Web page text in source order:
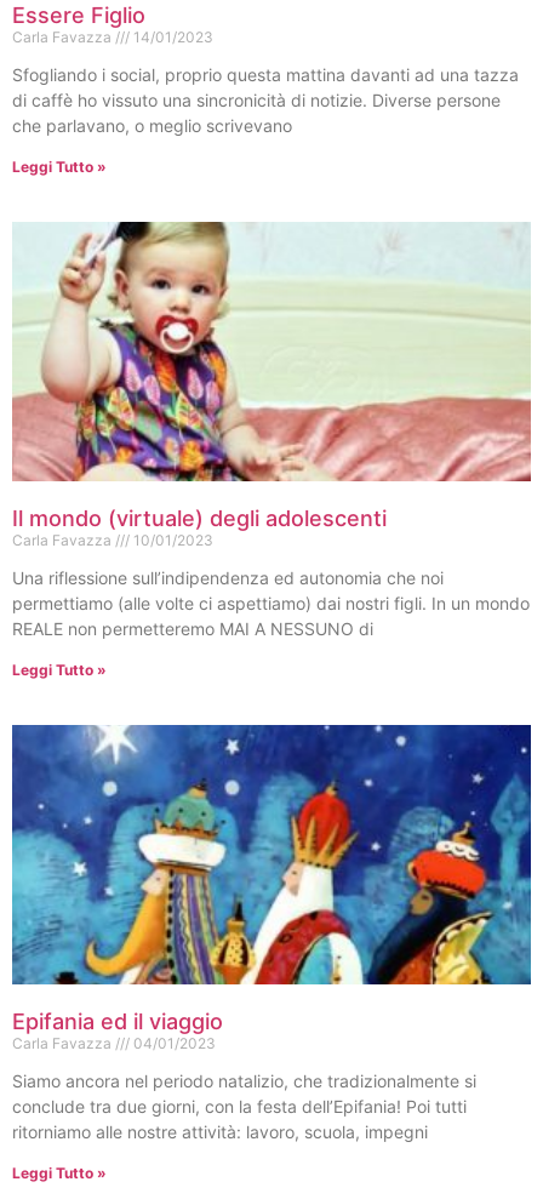
Essere Figlio
Carla Favazza 14/01/2023
Sfogliando i social, proprio questa mattina davanti ad una tazza
di caffè ho vissuto una sincronicità di notizie. Diverse persone
che parlavano, o meglio scrivevano
Leggi Tutto »
Il mondo (virtuale) degli adolescenti
Carla Favazza 10/01/2023
Una riflessione sull’indipendenza ed autonomia che noi
permettiamo (alle volte ci aspettiamo) dai nostri figli. In un mondo
REALE non permetteremo MAI A NESSUNO di
Leggi Tutto »
Epifania ed il viaggio
Carla Favazza 04/01/2023
Siamo ancora nel periodo natalizio, che tradizionalmente si
conclude tra due giorni, con la festa dell’Epifania! Poi tutti
ritorniamo alle nostre attività: lavoro, scuola, impegni
Leggi Tutto »